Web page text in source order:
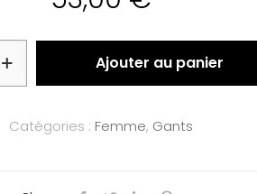
Ajouter au panier
Catégories : Femme, Gants